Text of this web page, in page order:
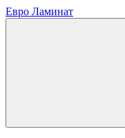
Евро Ламинат